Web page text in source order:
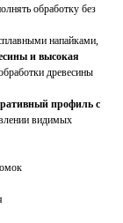
обработку без
напайками,
и высокая
древесины
профиль с
видимых